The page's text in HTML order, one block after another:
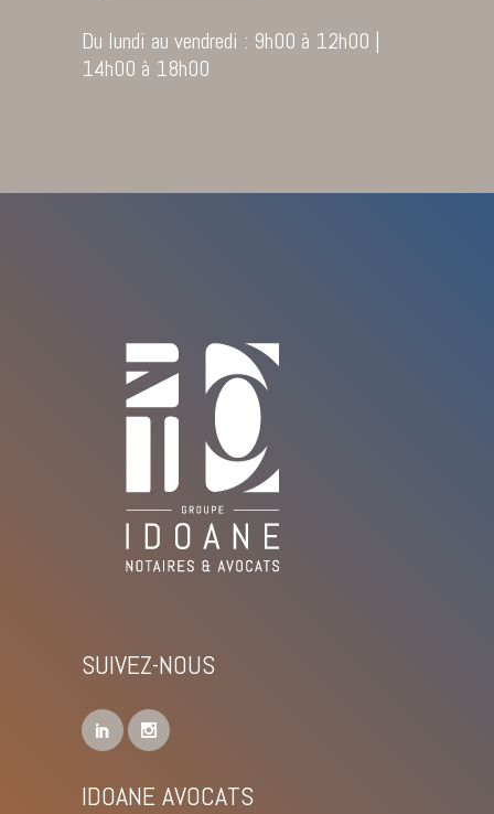
Du lundi au vendredi : 9h00 à 12h00 |
14h00 à 18h00
SUIVEZ-NOUS
IDOANE AVOCATS